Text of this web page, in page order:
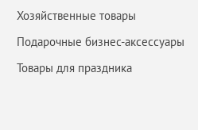
Хозяйственные товары
Подарочные бизнес-аксессуары
Товары для праздника